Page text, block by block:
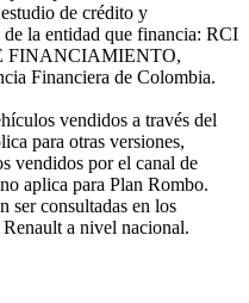
de crédito y
la entidad que financia: RCI
FINANCIAMIENTO,
Financiera de Colombia.
vendidos a través del
para otras versiones,
vendidos por el canal de
aplica para Plan Rombo.
ser consultadas en los
a nivel nacional.